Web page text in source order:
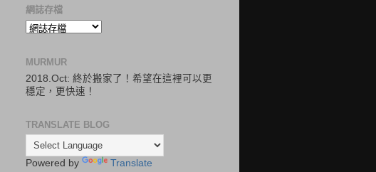
網誌存檔
MURMUR
2018.Oct: 終於搬家了！希望在這裡可以更
穩定，更快速！
TRANSLATE BLOG
Powered by Translate